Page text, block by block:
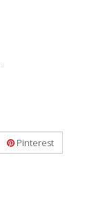
Pinterest